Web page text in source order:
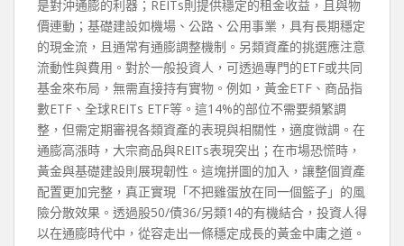
是對沖通膨的利器；REITs則提供穩定的租金收益，且與物
價連動；基礎建設如機場、公路、公用事業，具有長期穩定
的現金流，且通常有通膨調整機制。另類資產的挑選應注意
流動性與費用。對於一般投資人，可透過專門的ETF或共同
基金來布局，無需直接持有實物。例如，黃金ETF、商品指
數ETF、全球REITs ETF等。這14%的部位不需要頻繁調
整，但需定期審視各類資產的表現與相關性，適度微調。在
通膨高漲時，大宗商品與REITs表現突出；在市場恐慌時，
黃金與基礎建設則展現韌性。這塊拼圖的加入，讓整個資產
配置更加完整，真正實現「不把雞蛋放在同一個籃子」的風
險分散效果。透過股50/債36/另類14的有機結合，投資人得
以在通膨時代中，從容走出一條穩定成長的黃金中庸之道。